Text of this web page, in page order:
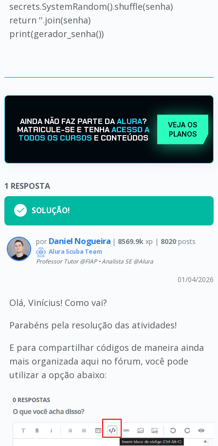
secrets.SystemRandom().shuffle(senha)
return ''.join(senha)
print(gerador_senha())
AINDA NÃO FAZ PARTE DAALURA?
MATRICULE-SE E TENHAACESSO A
TODOS OS CURSOS E CONTEÚDOS
VEJA OS
PLANOS
1 RESPOSTA
SOLUÇÃO!
por Daniel Nogueira | 8569.9k xp | 8020 posts
Alura Scuba Team
Professor Tutor @FIAP • Analista SE @Alura
01/04/2026
Olá, Vinícius! Como vai?
Parabéns pela resolução das atividades!
E para compartilhar códigos de maneira ainda
mais organizada aqui no fórum, você pode
utilizar a opção abaixo: